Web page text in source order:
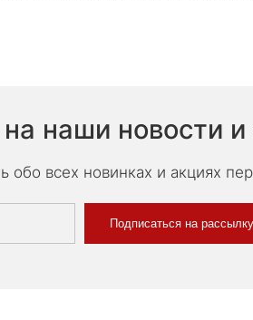
наши новости и
обо всех новинках и акциях
Подписаться на рассылку